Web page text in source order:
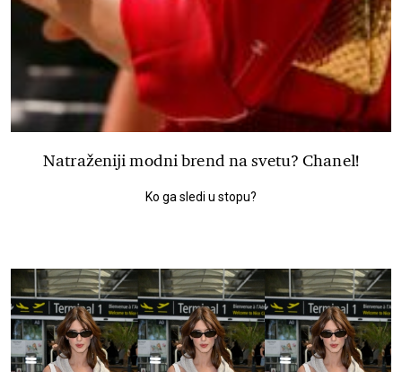
Natraženiji modni brend na svetu? Chanel!
Ko ga sledi u stopu?